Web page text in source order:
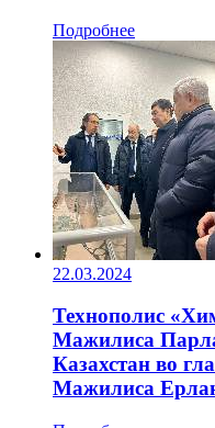
Подробнее
22.03.2024
Технополис
Мажилиса
Казахстан во
Мажилиса